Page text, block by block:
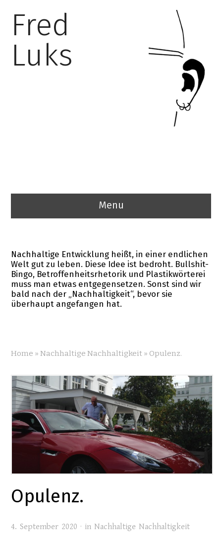
Fred
Luks
Menu
Nachhaltige Entwicklung heißt, in einer endlichen
Welt gut zu leben. Diese Idee ist bedroht. Bullshit-
Bingo, Betroffenheitsrhetorik und Plastikwörterei
muss man etwas entgegensetzen. Sonst sind wir
bald nach der „Nachhaltigkeit“, bevor sie
überhaupt angefangen hat.
Home » Nachhaltige Nachhaltigkeit » Opulenz.
Opulenz.
4. September 2020 · in Nachhaltige Nachhaltigkeit